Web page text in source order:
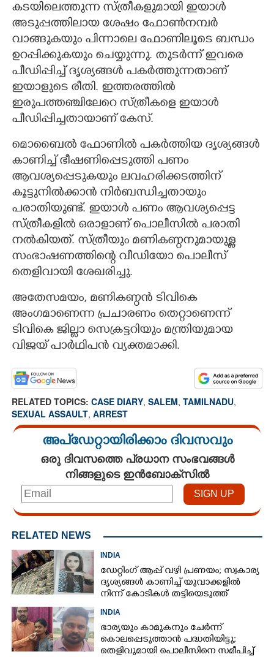
കടയിലെത്തുന്ന സ്ത്രീകളുമായി ഇയാൾ
അടുപ്പത്തിലായ ശേഷം ഫോൺനമ്പ‌ർ
വാങ്ങുകയും പിന്നാലെ ഫോണിലൂടെ ബന്ധം
ഉറപ്പിക്കുകയും ചെയ്യുന്നു. തുട‌ർന്ന് ഇവരെ
പീഡിപ്പിച്ച് ദൃശ്യങ്ങൾ പകർത്തുന്നതാണ്
ഇയാളുടെ രീതി. ഇത്തരത്തിൽ
ഇരുപത്തഞ്ചിലേറെ സ്ത്രീകളെ ഇയാൾ
പീഡിപ്പിച്ചതായാണ് കേസ്.
മൊബൈൽ ഫോണിൽ പകർത്തിയ ദൃശ്യങ്ങൾ
കാണിച്ച് ഭീഷണിപ്പെടുത്തി പണം
ആവശ്യപ്പെടുകയും ലവഹരിക്കടത്തിന്
കൂട്ടുനിൽക്കാൻ നി‌ർബന്ധിച്ചതായും
പരാതിയുണ്ട്. ഇയാൾ പണം ആവശ്യപ്പെട്ട
സ്ത്രീകളിൽ ഒരാളാണ് പൊലീസിൽ പരാതി
നൽകിയത്. സ്ത്രീയും മണികണ്ഠനുമായുള്ള
സംഭാഷണത്തിന്റെ വീഡിയോ പൊലീസ്
തെളിവായി ശേഖരിച്ചു.
അതേസമയം, മണികണ്ഠൻ ടിവികെ
അംഗമാണെന്ന പ്രചാരണം തെറ്റാണെന്ന്
ടിവികെ ജില്ലാ സെക്രട്ടറിയും മന്ത്രിയുമായ
വിജയ് പാർഥിപൻ വ്യക്തമാക്കി.
RELATED TOPICS: CASE DIARY, SALEM, TAMILNADU,
SEXUAL ASSAULT, ARREST
അപ്ഡേറ്റായിരിക്കാം ദിവസവും
ഒരു ദിവസത്തെ പ്രധാന സംഭവങ്ങൾ
നിങ്ങളുടെ ഇൻബോക്സിൽ
RELATED NEWS
INDIA
ഡേറ്റിംഗ് ആപ്പ് വഴി പ്രണയം; സ്വകാര്യ
ദൃശ്യങ്ങൾ കാണിച്ച് യുവാക്കളിൽ
നിന്ന് കോടികൾ തട്ടിയെടുത്ത്
INDIA
ഭാര്യയും കാമുകനും ചേർന്ന്
കൊലപ്പെടുത്താൻ പദ്ധതിയിട്ടു;
തെളിവുമായി പൊലീസിനെ സമീപിച്ച്